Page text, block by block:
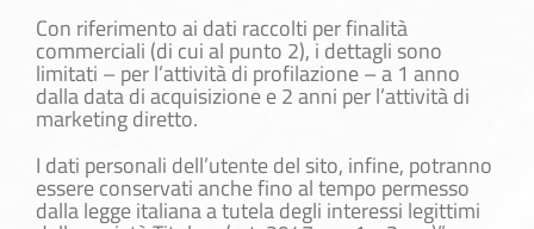
Con riferimento ai dati raccolti per finalità
commerciali (di cui al punto 2), i dettagli sono
limitati – per l’attività di profilazione – a 1 anno
dalla data di acquisizione e 2 anni per l’attività di
marketing diretto.
I dati personali dell’utente del sito, infine, potranno
essere conservati anche fino al tempo permesso
dalla legge italiana a tutela degli interessi legittimi